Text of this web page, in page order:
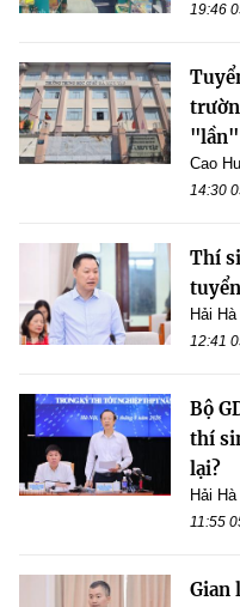
19:46
"lần"
Cao
14:30
Thí
Hải Hà
12:41
Bộ
thí
lại?
Hải Hà
11:55
Gian